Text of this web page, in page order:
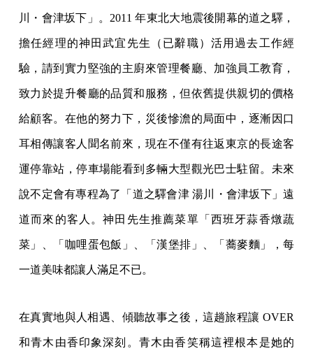
川・會津坂下」。2011 年東北大地震後開幕的道之驛，
擔任經理的神田武宜先生（已辭職）活用過去工作經
驗，請到實力堅強的主廚來管理餐廳、加強員工教育，
致力於提升餐廳的品質和服務，但依舊提供親切的價格
給顧客。在他的努力下，災後慘澹的局面中，逐漸因口
耳相傳讓客人聞名前來，現在不僅有往返東京的長途客
運停靠站，停車場能看到多輛大型觀光巴士駐留。未來
說不定會有專程為了「道之驛會津 湯川・會津坂下」遠
道而來的客人。神田先生推薦菜單「西班牙蒜香燉蔬
菜」、「咖哩蛋包飯」、「漢堡排」、「蕎麥麵」，每
一道美味都讓人滿足不已。
在真實地與人相遇、傾聽故事之後，這趟旅程讓 OVER
和青木由香印象深刻。青木由香笑稱這裡根本是她的